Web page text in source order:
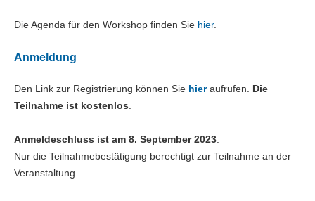
Die Agenda für den Workshop finden Sie hier.
Anmeldung
Den Link zur Registrierung können Sie hieraufrufen. Die
Teilnahme ist kostenlos
Anmeldeschluss ist am 8. September 2023
Nur die Teilnahmebestätigung berechtigt zur Teilnahme an der
Veranstaltung.